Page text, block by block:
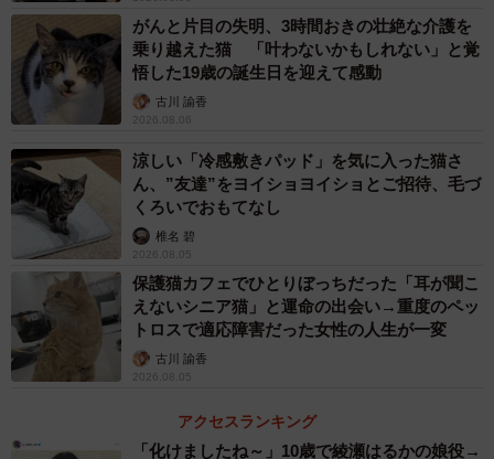
がんと片目の失明、3時間おきの壮絶な介護を
乗り越えた猫 「叶わないかもしれない」と覚
悟した19歳の誕生日を迎えて感動
古川 諭香
2026.08.06
涼しい「冷感敷きパッド」を気に入った猫さ
ん、”友達”をヨイショヨイショとご招待、毛づ
くろいでおもてなし
椎名 碧
2026.08.05
保護猫カフェでひとりぼっちだった「耳が聞こ
えないシニア猫」と運命の出会い→重度のペッ
トロスで適応障害だった女性の人生が一変
古川 諭香
2026.08.05
アクセスランキング
「化けましたね～」10歳で綾瀬はるかの娘役→